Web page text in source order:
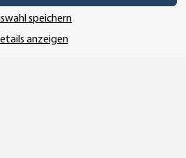
speichern
anzeigen